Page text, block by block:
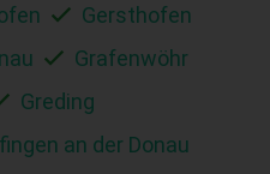
Gersthofen
Grafenwöhr
Greding
an der Donau